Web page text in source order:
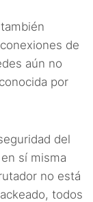
de
aún no
por
del
sí misma
no está
todos